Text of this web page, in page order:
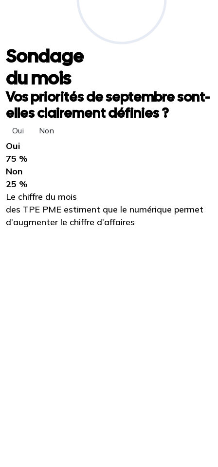
Sondage
du mois
Vos priorités de septembre sont-
elles clairement définies ?
Oui Non
Oui
75 %
Non
25 %
Le chiffre du mois
des TPE PME estiment que le numérique permet
d’augmenter le chiffre d’affaires